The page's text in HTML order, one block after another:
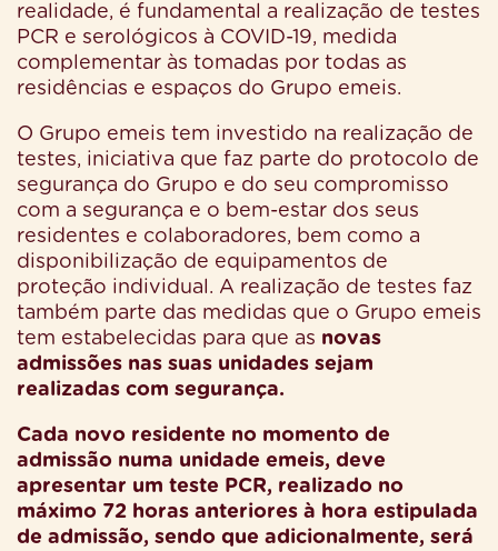
realidade, é fundamental a realização de testes
PCR e serológicos à COVID-19, medida
complementar às tomadas por todas as
residências e espaços do Grupo emeis.
O Grupo emeis tem investido na realização de
testes, iniciativa que faz parte do protocolo de
segurança do Grupo e do seu compromisso
com a segurança e o bem-estar dos seus
residentes e colaboradores, bem como a
disponibilização de equipamentos de
proteção individual. A realização de testes faz
também parte das medidas que o Grupo emeis
tem estabelecidas para que as novas
admissões nas suas unidades sejam
realizadas com segurança.
Cada novo residente no momento de
admissão numa unidade emeis, deve
apresentar um teste PCR, realizado no
máximo 72 horas anteriores à hora estipulada
de admissão, sendo que adicionalmente, será